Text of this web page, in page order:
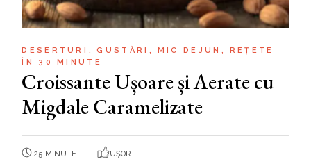
DESERTURI GUSTĂRI MIC DEJUN
REȚETE
ÎN 30 MINUTE
Croissante Ușoare și Aerate cu
Migdale Caramelizate
25 MINUTE UȘOR